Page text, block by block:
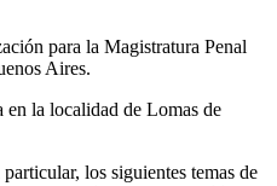
para la Magistratura Penal
Aires.
la localidad de Lomas de
los siguientes temas de